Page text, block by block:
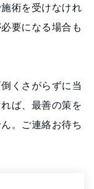
術を受けなけれ
要になる場合も
くさがらずに当
ば、最善の策を
。ご連絡お待ち